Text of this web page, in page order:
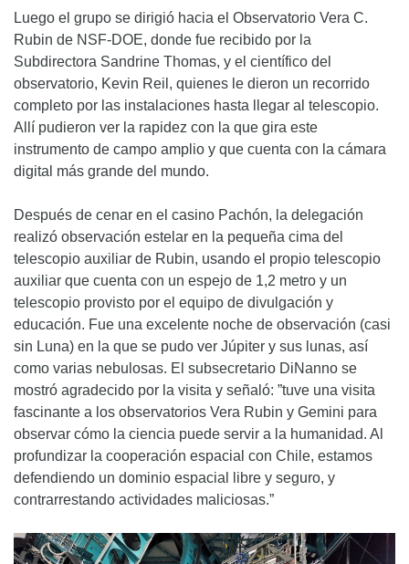
Luego el grupo se dirigió hacia el Observatorio Vera C.
Rubin de NSF-DOE, donde fue recibido por la
Subdirectora Sandrine Thomas, y el científico del
observatorio, Kevin Reil, quienes le dieron un recorrido
completo por las instalaciones hasta llegar al telescopio.
Allí pudieron ver la rapidez con la que gira este
instrumento de campo amplio y que cuenta con la cámara
digital más grande del mundo.
Después de cenar en el casino Pachón, la delegación
realizó observación estelar en la pequeña cima del
telescopio auxiliar de Rubin, usando el propio telescopio
auxiliar que cuenta con un espejo de 1,2 metro y un
telescopio provisto por el equipo de divulgación y
educación. Fue una excelente noche de observación (casi
sin Luna) en la que se pudo ver Júpiter y sus lunas, así
como varias nebulosas. El subsecretario DiNanno se
mostró agradecido por la visita y señaló: ”tuve una visita
fascinante a los observatorios Vera Rubin y Gemini para
observar cómo la ciencia puede servir a la humanidad. Al
profundizar la cooperación espacial con Chile, estamos
defendiendo un dominio espacial libre y seguro, y
contrarrestando actividades maliciosas.”